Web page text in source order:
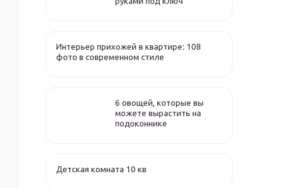
Интерьер прихожей в квартире: 108
фото в современном стиле
6 овощей, которые вы
можете вырастить на
подоконнике
Детская комната 10 кв